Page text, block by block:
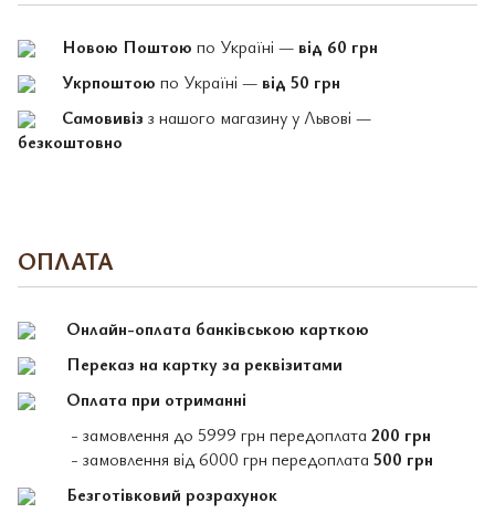
Новою Поштою по Україні — від 60 грн
Укрпоштою по Україні — від 50 грн
Самовивіз з нашого магазину у Львові —
безкоштовно
ОПЛАТА
Онлайн-оплата банківською карткою
Переказ на картку за реквізитами
Оплата при отриманні
- замовлення до 5999 грн передоплата 200 грн
- замовлення від 6000 грн передоплата 500 грн
Безготівковий розрахунок